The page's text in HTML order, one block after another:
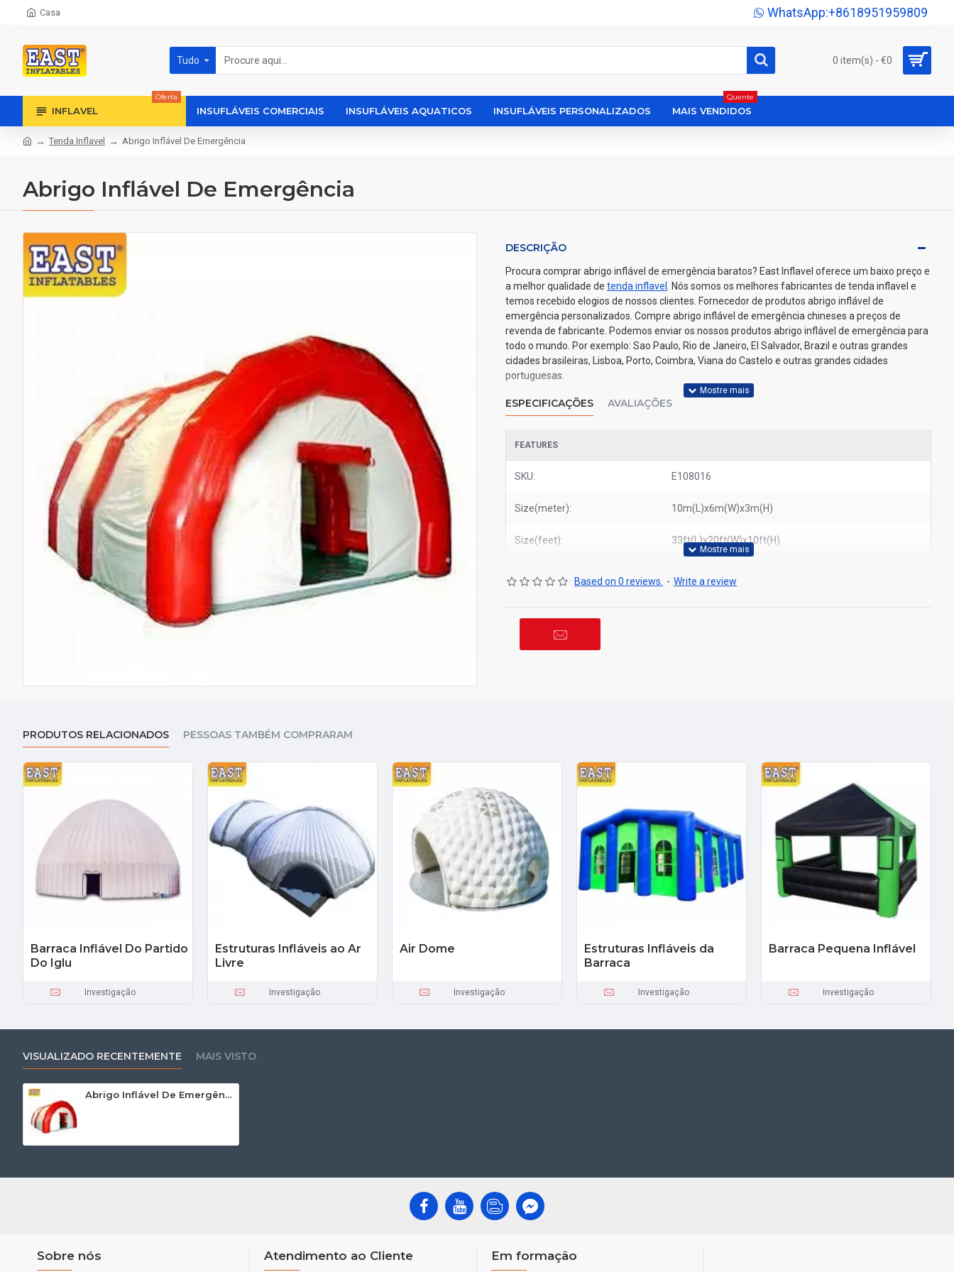
Casa WhatsApp:+8618951959809
Tudo 0 item(s) - €0
INFLAVEL
Oferta
INSUFLÁVEIS COMERCIAIS INSUFLÁVEIS AQUATICOS INSUFLÁVEIS PERSONALIZADOS MAIS VENDIDOS
Quente
Tenda Inflavel Abrigo Inflável De Emergência
Abrigo Inflável De Emergência
DESCRIÇÃO
Procura comprar abrigo inflável de emergência baratos? East Inflavel oferece um baixo preço e
a melhor qualidade de tenda inflavel
. Nós somos os melhores fabricantes de tenda inflavel e
temos recebido elogios de nossos clientes. Fornecedor de produtos abrigo inflável de
emergência personalizados. Compre abrigo inflável de emergência chineses a preços de
revenda de fabricante. Podemos enviar os nossos produtos abrigo inflável de emergência para
todo o mundo. Por exemplo: Sao Paulo, Rio de Janeiro, El Salvador, Brazil e outras grandes
cidades brasileiras, Lisboa, Porto, Coimbra, Viana do Castelo e outras grandes cidades
portuguesas.
ESPECIFICAÇÕES AVALIAÇÕES
FEATURES
SKU: E108016
Size(meter): 10m(L)x6m(W)x3m(H)
Size(feet): 33ft(L)x20ft(W)x10ft(H)
Based on 0 reviews. - Write a review
PRODUTOS RELACIONADOS PESSOAS TAMBÉM COMPRARAM
Barraca Inflável Do Partido
Do Iglu
Investigação
Estruturas Infláveis ao Ar
Livre
Investigação
Air Dome
Investigação
Estruturas Infláveis da
Barraca
Investigação
Barraca Pequena Inflável
Investigação
VISUALIZADO RECENTEMENTE MAIS VISTO
Abrigo Inflável De Emergência
Sobre nós Atendimento ao Cliente Em formação